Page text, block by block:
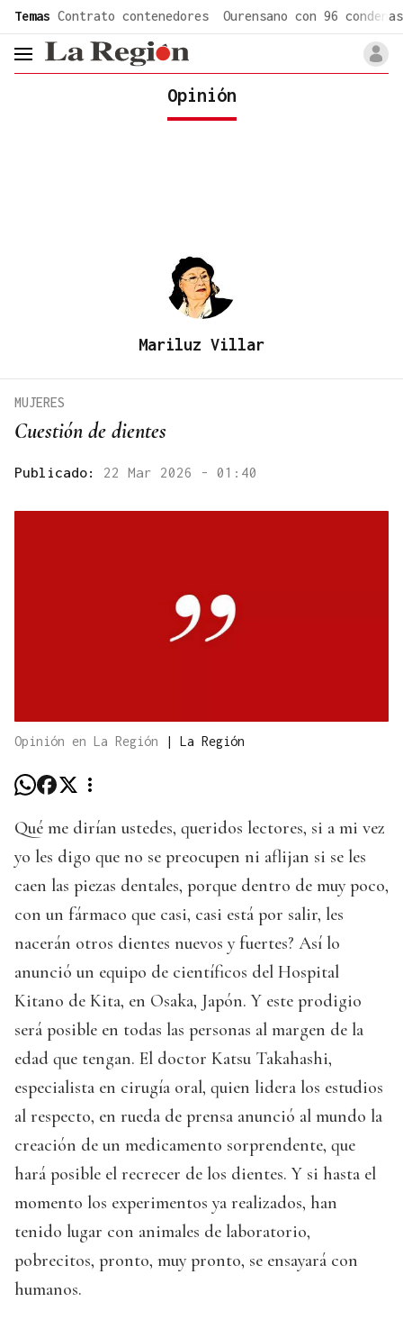
Temas Contrato contenedores Ourensano con 96 condenas
header.menu.open
Opinión
Mariluz Villar
Cuestión de dientes
MUJERES
Publicado: 22 Mar 2026 - 01:40
Opinión en La Región | La Región
Qué me dirían ustedes, queridos lectores, si a mi vez
yo les digo que no se preocupen ni aflijan si se les
caen las piezas dentales, porque dentro de muy poco,
con un fármaco que casi, casi está por salir, les
nacerán otros dientes nuevos y fuertes? Así lo
anunció un equipo de científicos del Hospital
Kitano de Kita, en Osaka, Japón. Y este prodigio
será posible en todas las personas al margen de la
edad que tengan. El doctor Katsu Takahashi,
especialista en cirugía oral, quien lidera los estudios
al respecto, en rueda de prensa anunció al mundo la
creación de un medicamento sorprendente, que
hará posible el recrecer de los dientes. Y si hasta el
momento los experimentos ya realizados, han
tenido lugar con animales de laboratorio,
pobrecitos, pronto, muy pronto, se ensayará con
humanos.